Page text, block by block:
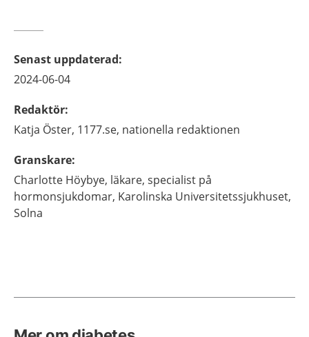
Senast uppdaterad:
2024-06-04
Redaktör:
Katja Öster, 1177.se, nationella redaktionen
Granskare:
Charlotte Höybye, läkare, specialist på
hormonsjukdomar, Karolinska Universitetssjukhuset,
Solna